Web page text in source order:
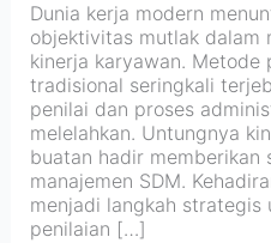
Dunia kerja modern
objektivitas mutlak dalam
kinerja karyawan. Metode
tradisional seringkali
penilai dan proses
melelahkan. Untungnya
buatan hadir memberikan
manajemen SDM.
menjadi langkah strategis
penilaian […]